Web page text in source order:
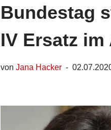
Bundestag
IV Ersatz im
von Jana Hacker